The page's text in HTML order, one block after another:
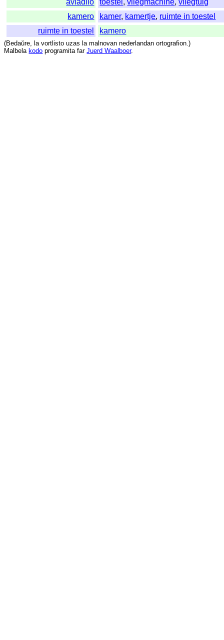
aviadilo toestel ,vliegmachine,vliegtuig
kamero
kamer, kamertje, ruimte in toestel
ruimte in toestel
kamero
(Bedaŭre, la vortlisto uzas la malnovan nederlandan ortografion.)
Malbela kodo programita far Juerd Waalboer.